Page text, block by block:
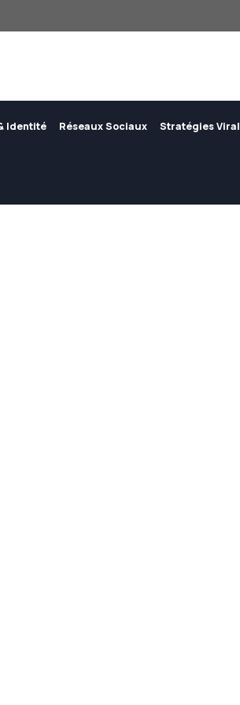
Identité Réseaux Sociaux Stratégies Viral